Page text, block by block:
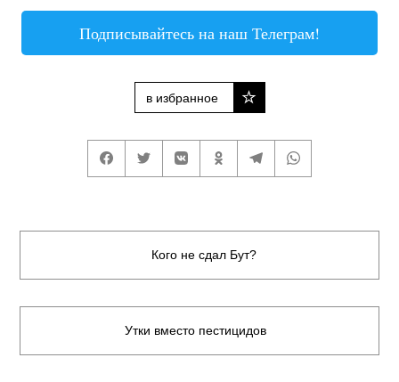
Подписывайтесь на наш Телеграм!
в избранное
Кого не сдал Бут?
Утки вместо пестицидов